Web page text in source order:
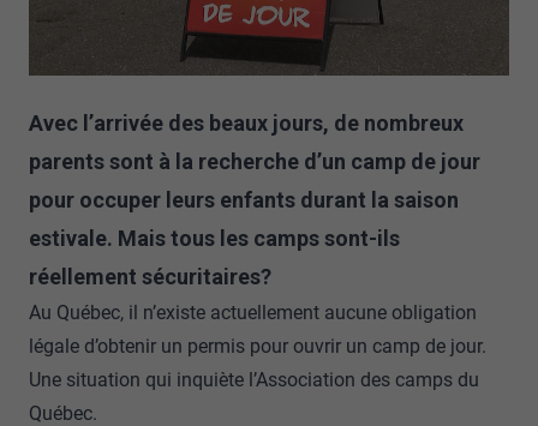
Avec l’arrivée des beaux jours, de nombreux
parents sont à la recherche d’un camp de jour
pour occuper leurs enfants durant la saison
estivale. Mais tous les camps sont-ils
réellement sécuritaires?
Au Québec, il n’existe actuellement aucune obligation
légale d’obtenir un permis pour ouvrir un camp de jour.
Une situation qui inquiète l’Association des camps du
Québec.